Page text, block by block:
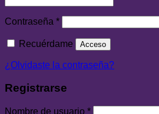
Contraseña *
Recuérdame Acceso
¿Olvidaste la contraseña?
Registrarse
Nombre de usuario *